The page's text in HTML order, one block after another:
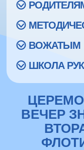
ВОЖАТЫМ
ШКОЛА
ВЕЧЕР